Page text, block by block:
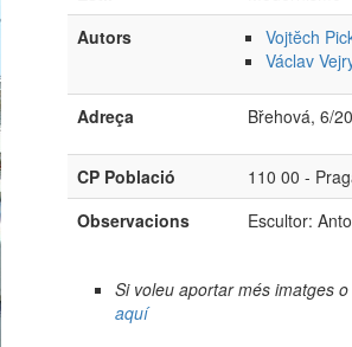
Autors
Vojtĕch
Václav
Adreça Břehová, 6/
CP Població
110 00 -
Observacions
Escultor:
Si voleu aportar més imatges
aquí